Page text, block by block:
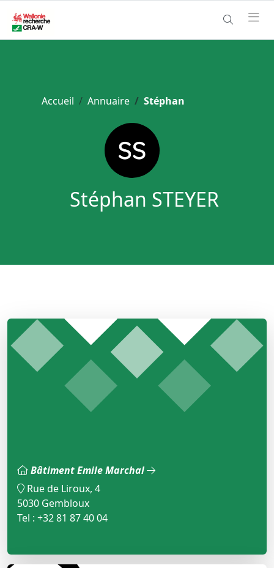
Accueil Annuaire Stéphan
Stéphan STEYER
Bâtiment Emile Marchal
Rue de Liroux, 4
5030 Gembloux
Tel : +32 81 87 40 04